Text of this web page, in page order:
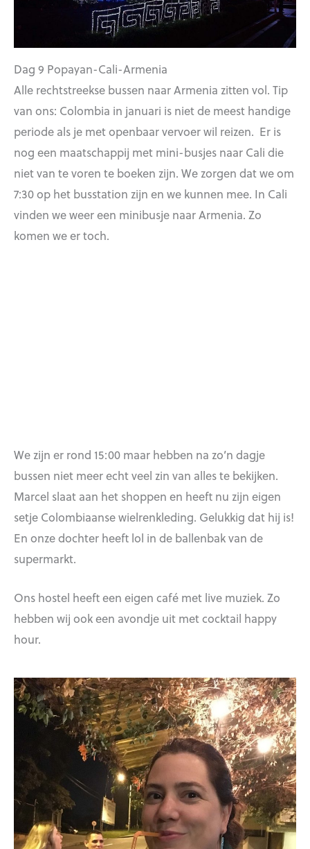
Dag 9 Popayan-Cali-Armenia
Alle rechtstreekse bussen naar Armenia zitten vol. Tip
van ons: Colombia in januari is niet de meest handige
periode als je met openbaar vervoer wil reizen. Er is
nog een maatschappij met mini-busjes naar Cali die
niet van te voren te boeken zijn. We zorgen dat we om
7:30 op het busstation zijn en we kunnen mee. In Cali
vinden we weer een minibusje naar Armenia. Zo
komen we er toch.
We zijn er rond 15:00 maar hebben na zo’n dagje
bussen niet meer echt veel zin van alles te bekijken.
Marcel slaat aan het shoppen en heeft nu zijn eigen
setje Colombiaanse wielrenkleding. Gelukkig dat hij is!
En onze dochter heeft lol in de ballenbak van de
supermarkt.
Ons hostel heeft een eigen café met live muziek. Zo
hebben wij ook een avondje uit met cocktail happy
hour.